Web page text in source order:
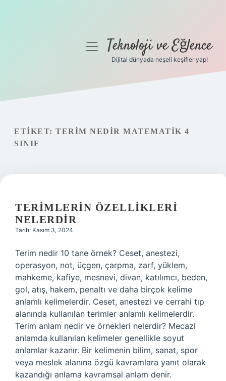
Gizlilik Politikası
Hakkımızda
menüyüTeknoloji ve Eğlence
Dijital dünyada neşeli keşifler yap!
ETIKET: TERIM NEDIR MATEMATIK 4
SINIF
TERIMLERIN ÖZELLIKLERI
NELERDIR
Tarih: Kasım 3, 2024
Terim nedir 10 tane örnek? Ceset, anestezi,
operasyon, not, üçgen, çarpma, zarf, yüklem,
mahkeme, kafiye, mesnevi, divan, katılımcı, beden,
gol, atış, hakem, penaltı ve daha birçok kelime
anlamlı kelimelerdir. Ceset, anestezi ve cerrahi tıp
alanında kullanılan terimler anlamlı kelimelerdir.
Terim anlam nedir ve örnekleri nelerdir? Mecazi
anlamda kullanılan kelimeler genellikle soyut
anlamlar kazanır. Bir kelimenin bilim, sanat, spor
veya meslek alanına özgü kavramlara yanıt olarak
kazandığı anlama kavramsal anlam denir.